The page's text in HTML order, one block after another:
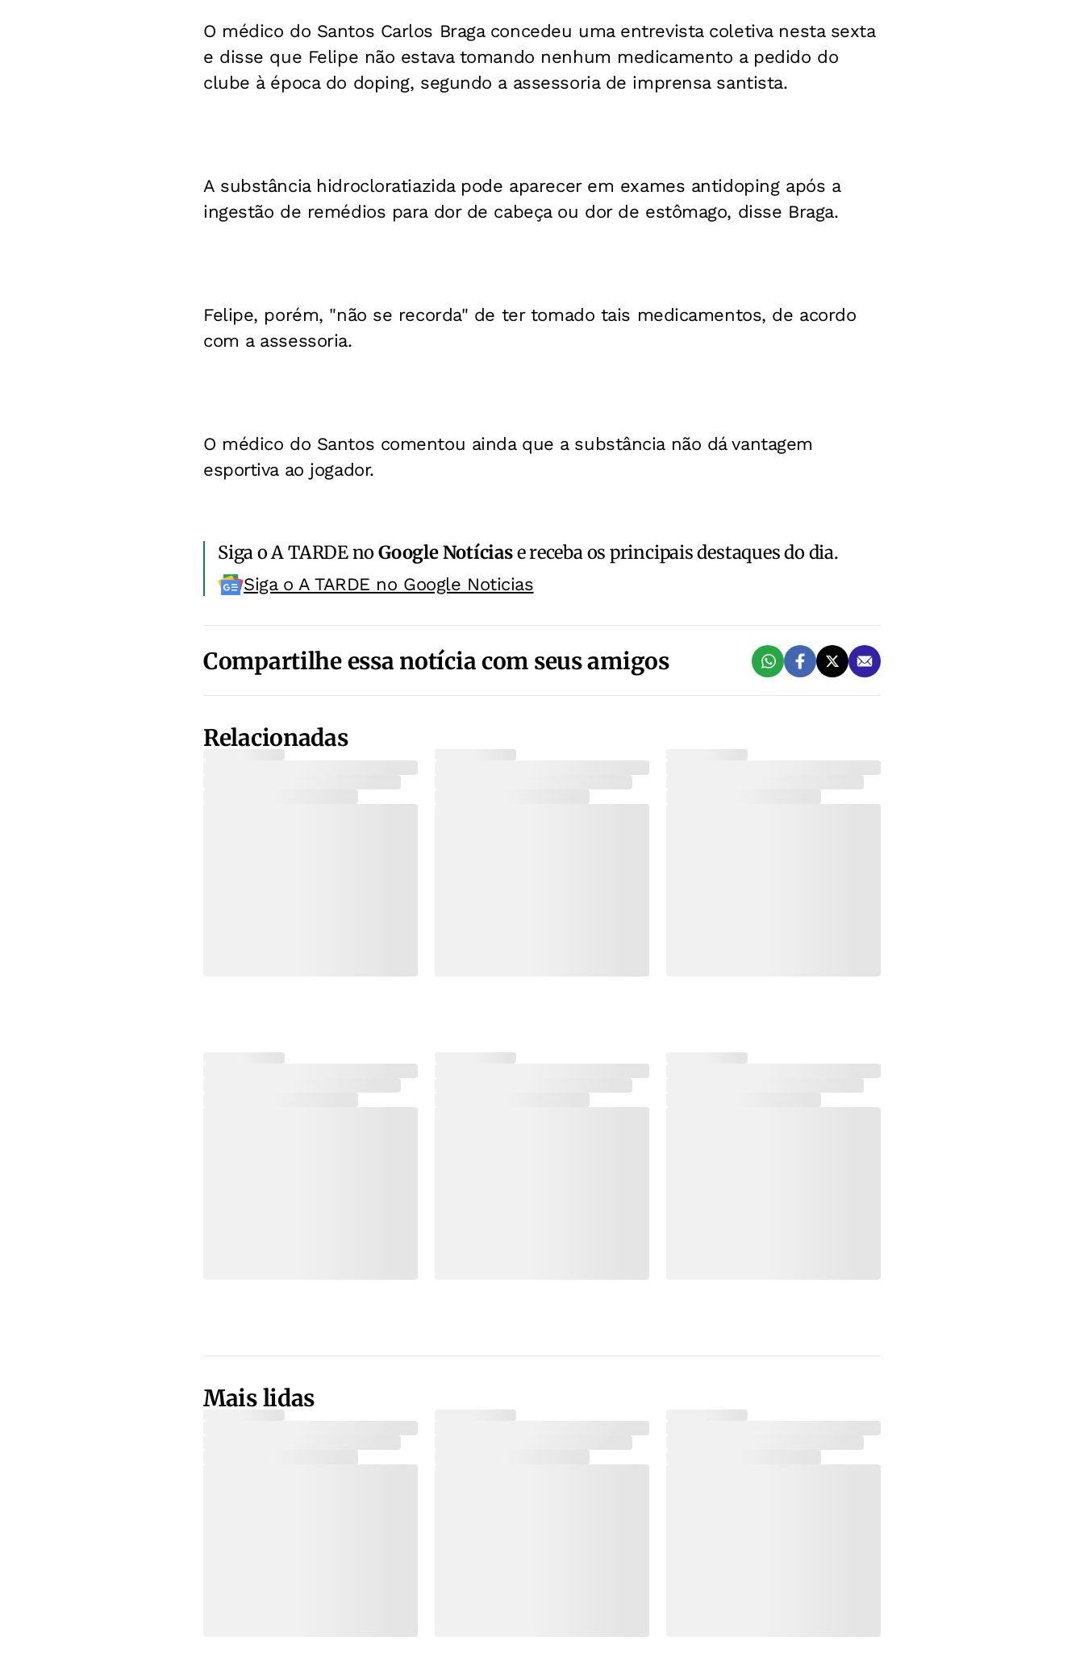
O médico do Santos Carlos Braga concedeu uma entrevista coletiva nesta sexta
e disse que Felipe não estava tomando nenhum medicamento a pedido do
clube à época do doping, segundo a assessoria de imprensa santista.
A substância hidrocloratiazida pode aparecer em exames antidoping após a
ingestão de remédios para dor de cabeça ou dor de estômago, disse Braga.
Felipe, porém, "não se recorda" de ter tomado tais medicamentos, de acordo
com a assessoria.
O médico do Santos comentou ainda que a substância não dá vantagem
esportiva ao jogador.
Siga o A TARDE noGoogle Notíciase receba os principais destaques do dia.
Siga o A TARDE no Google Noticias
Compartilhe essa notícia com seus amigos
Relacionadas
Mais lidas